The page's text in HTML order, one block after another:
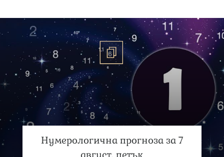
Нумерологична прогноза за 7